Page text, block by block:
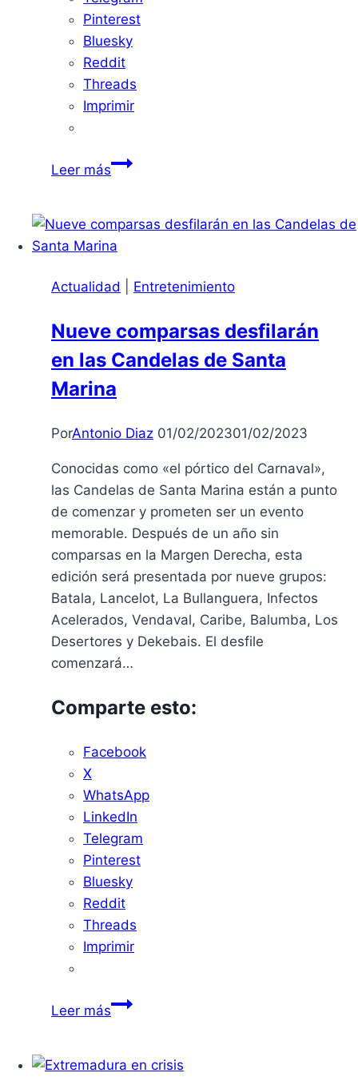
Pinterest
Bluesky
Reddit
Threads
Imprimir
Leer másLa
Extremadura
Refuerza
Plan
con
Nuevas
Actualidad Entretenimiento
Nueve comparsas desfilarán
en las Candelas de Santa
Marina
PorAntonio Diaz 01/02/202301/02/2023
Conocidas como «el pórtico del Carnaval»,
las Candelas de Santa Marina están a punto
de comenzar y prometen ser un evento
memorable. Después de un año sin
comparsas en la Margen Derecha, esta
edición será presentada por nueve grupos:
Batala, Lancelot, La Bullanguera, Infectos
Acelerados, Vendaval, Caribe, Balumba, Los
Desertores y Dekebais. El desfile
comenzará…
Comparte esto:
Facebook
X
WhatsApp
LinkedIn
Telegram
Pinterest
Bluesky
Reddit
Threads
Imprimir
Leer másNueve
en